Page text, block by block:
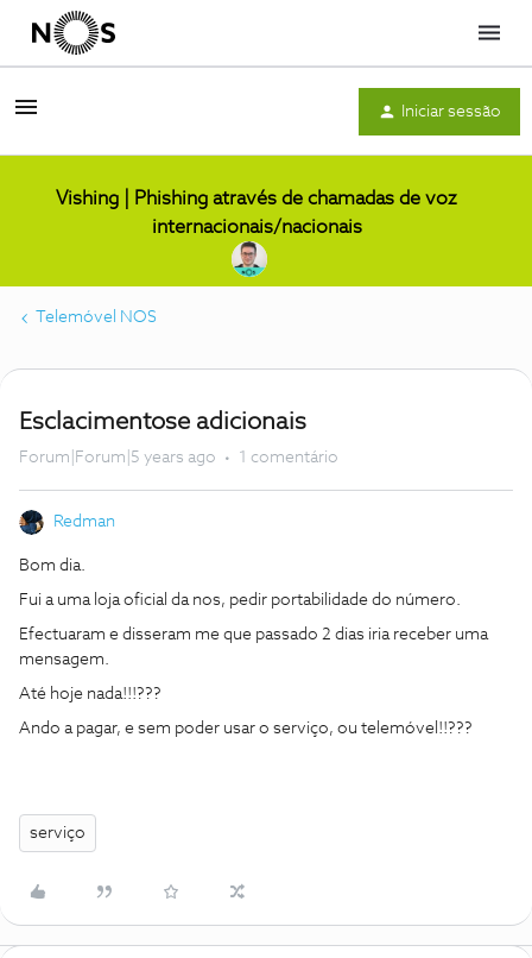
Menu
Iniciar sessão
Vishing | Phishing através de chamadas de voz
internacionais/nacionais
Telemóvel NOS
Esclacimentose adicionais
Forum|Forum|5 years ago 1 comentário
Redman
Bom dia.
Fui a uma loja oficial da nos, pedir portabilidade do número.
Efectuaram e disseram me que passado 2 dias iria receber uma
mensagem.
Até hoje nada!!!???
Ando a pagar, e sem poder usar o serviço, ou telemóvel!!???
serviço